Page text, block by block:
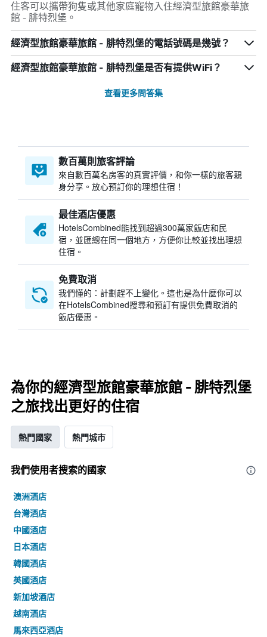
住客可以攜帶狗隻或其他家庭寵物入住經濟型旅館豪華旅
館 - 腓特烈堡。
經濟型旅館豪華旅館 - 腓特烈堡的電話號碼是幾號？
經濟型旅館豪華旅館 - 腓特烈堡是否有提供WiFi？
查看更多問答集
數百萬則旅客評論
來自數百萬名房客的真實評價，和你一樣的旅客親
身分享。放心預訂你的理想住宿！
最佳酒店優惠
HotelsCombined​能找到超過300萬家飯店和民
宿，並匯總在同一個地方，方便你比較並找出理想
住宿。
免費取消
我們懂的：計劃趕不上變化。這也是為什麼你可以
在HotelsCombined搜尋和預訂有提供免費取消的
飯店優惠。
為你的經濟型旅館豪華旅館 - 腓特烈堡
之旅找出更好的住宿
熱門國家 熱門城市
我們使用者搜索的國家
澳洲酒店
台灣酒店
中國酒店
日本酒店
韓國酒店
英國酒店
新加坡酒店
越南酒店
馬來西亞酒店